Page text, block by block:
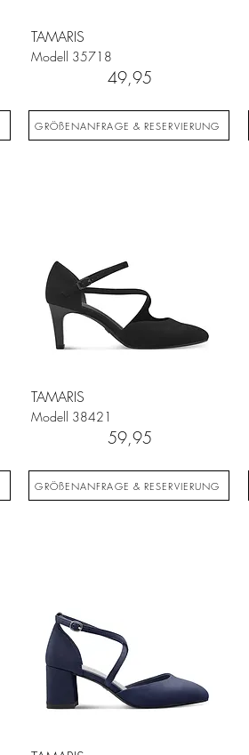
TAMARIS
35718
Modell
49,95
GRÖßENANFRAGE & RESERVIERUNG
TAMARIS
38421
Modell
59,95
GRÖßENANFRAGE & RESERVIERUNG